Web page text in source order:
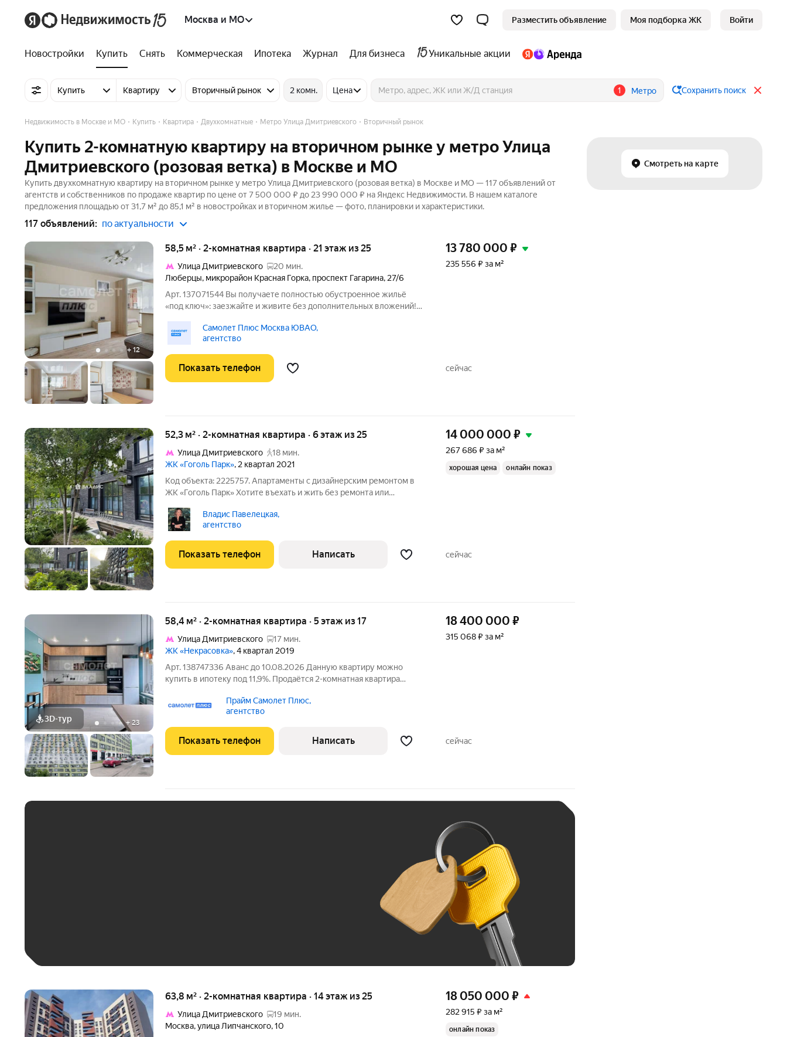
Москва и МО Разместить объявление Моя подборка ЖК Войти
Новостройки Купить Снять Коммерческая Ипотека Журнал Для бизнеса Уникальные акции
Купить Квартиру Вторичный рынок 2 комн. Цена 1 Метро Сохранить поиск
Смотреть на карте
Недвижимость в Москве и МО Купить Квартира Двухкомнатные Метро Улица Дмитриевского Вторичный рынок
Купить 2-комнатную квартиру на вторичном рынке у метро Улица
Дмитриевского (розовая ветка) в Москве и МО
Купить двухкомнатную квартиру на вторичном рынке у метро Улица Дмитриевского (розовая ветка) в Москве и МО — 117 объявлений от
агентств и собственников по продаже квартир по цене от 7 500 000 ₽ до 23 990 000 ₽ на Яндекс Недвижимости. В нашем каталоге
предложения площадью от 31,7 м² до 85,1 м² в новостройках и вторичном жилье — фото, планировки и характеристики.
117 объявлений: по актуальности
+ 12
58,5 м² · 2-комнатная квартира · 21 этаж из 25
Улица Дмитриевского
20 мин.
Люберцы, микрорайон Красная Горка, проспект Гагарина, 27/6
Арт. 137071544 Вы получаете полностью обустроенное жильё
«под ключ»: заезжайте и живите без дополнительных вложений!
транспортная доступность делают эту квартиру идеальным
выбором для семьи.
Самолет Плюс Москва ЮВАО,
агентство
13 780 000 ₽
235 556 ₽ за м²
Показать телефон сейчас
+14
52,3 м² · 2-комнатная квартира · 6 этаж из 25
Улица Дмитриевского
18 мин.
ЖК «Гоголь Парк», 2 квартал 2021
Код объекта: 2225757. Апартаменты с дизайнерским ремонтом в
ЖК «Гоголь Парк» Хотите въехать и жить без ремонта или
апартаменты с продуманным интерьером, потолками высотой 3,6
м и антресольным
Владис Павелецкая,
агентство
14 000 000 ₽
267 686 ₽ за м²
хорошая цена онлайн показ
Показать телефон Написать сейчас
3D-тур + 23
58,4 м² · 2-комнатная квартира · 5 этаж из 17
Улица Дмитриевского
17 мин.
ЖК «Некрасовка», 4 квартал 2019
Арт. 138747336 Аванс до 10.08.2026 Данную квартиру можно
купить в ипотеку под 11,9%. Продаётся 2-комнатная квартира
рождения ребёнка. Планировка и параметры: Общая площадь 58,4
Прайм Самолет Плюс,
агентство
18 400 000 ₽
315 068 ₽ за м²
Показать телефон Написать сейчас
63,8 м² · 2-комнатная квартира · 14 этаж из 25
Улица Дмитриевского
19 мин.
Москва,улица Липчанского,10
18 050 000 ₽
282 915 ₽ за м²
онлайн показ